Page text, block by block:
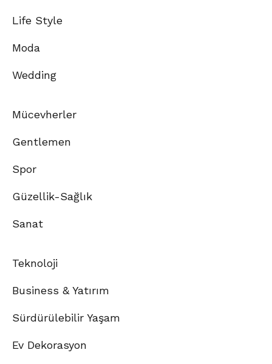
Life Style
Moda
Wedding
Mücevherler
Gentlemen
Spor
Güzellik-Sağlık
Sanat
Teknoloji
Business & Yatırım
Sürdürülebilir Yaşam
Ev Dekorasyon